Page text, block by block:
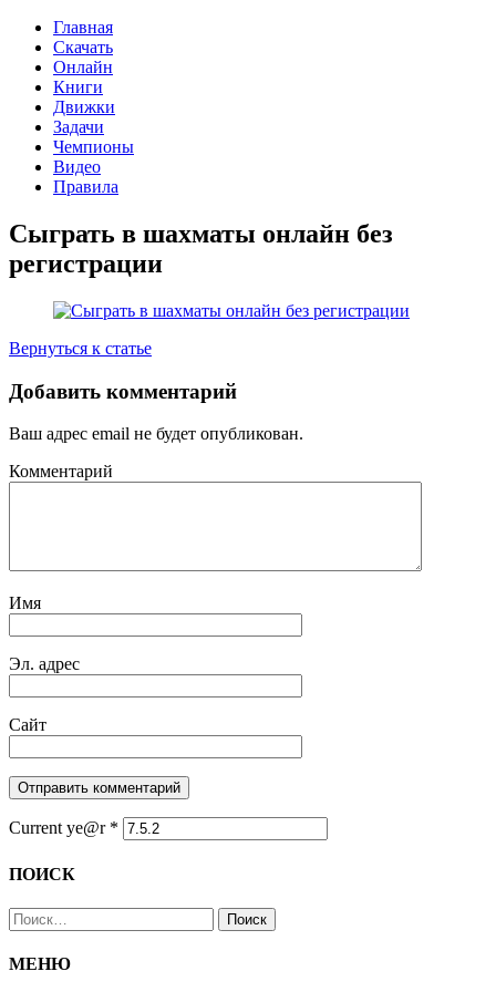
Главная
Скачать
Онлайн
Книги
Движки
Задачи
Чемпионы
Видео
Правила
Сыграть в шахматы онлайн без
регистрации
Вернуться к статье
Добавить комментарий
Ваш адрес email не будет опубликован.
Комментарий
Имя
Эл. адрес
Сайт
Current ye@r *
ПОИСК
Найти:
МЕНЮ